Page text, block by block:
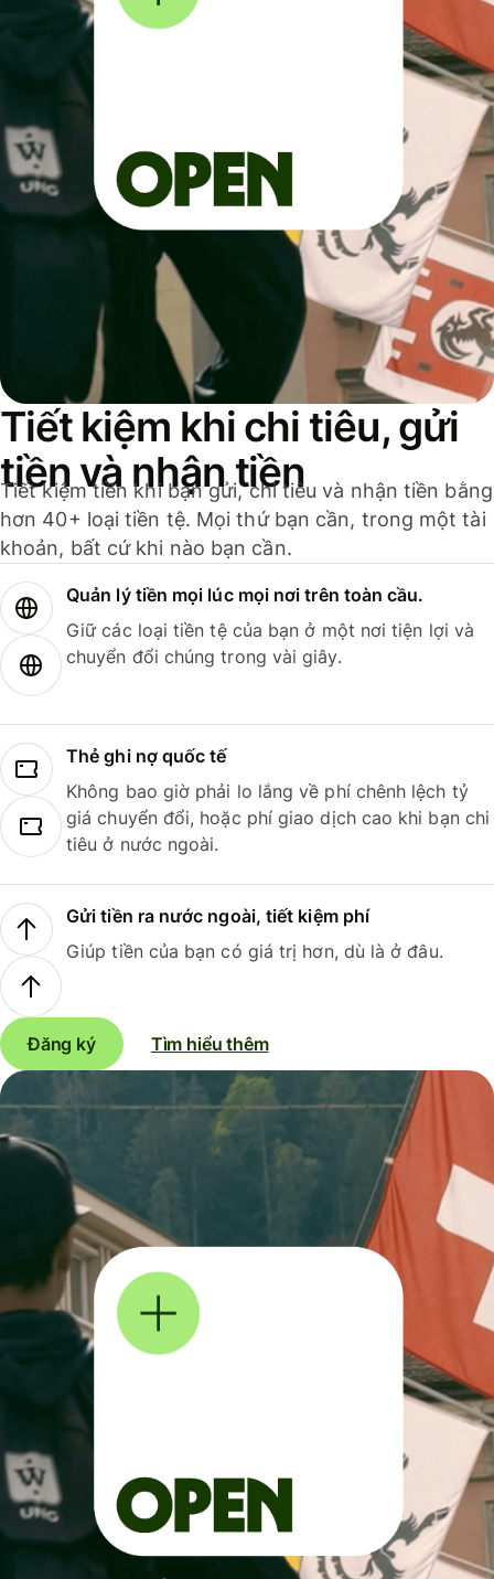
Tiết kiệm khi chi tiêu, gửi
tiền và nhận tiền
Tiết kiệm tiền khi bạn gửi, chi tiêu và nhận tiền bằng
hơn 40+ loại tiền tệ. Mọi thứ bạn cần, trong một tài
khoản, bất cứ khi nào bạn cần.
Quản lý tiền mọi lúc mọi nơi trên toàn cầu.
Giữ các loại tiền tệ của bạn ở một nơi tiện lợi và
chuyển đổi chúng trong vài giây.
Thẻ ghi nợ quốc tế
Không bao giờ phải lo lắng về phí chênh lệch tỷ
giá chuyển đổi, hoặc phí giao dịch cao khi bạn chi
tiêu ở nước ngoài.
Gửi tiền ra nước ngoài, tiết kiệm phí
Giúp tiền của bạn có giá trị hơn, dù là ở đâu.
Đăng ký Tìm hiểu thêm